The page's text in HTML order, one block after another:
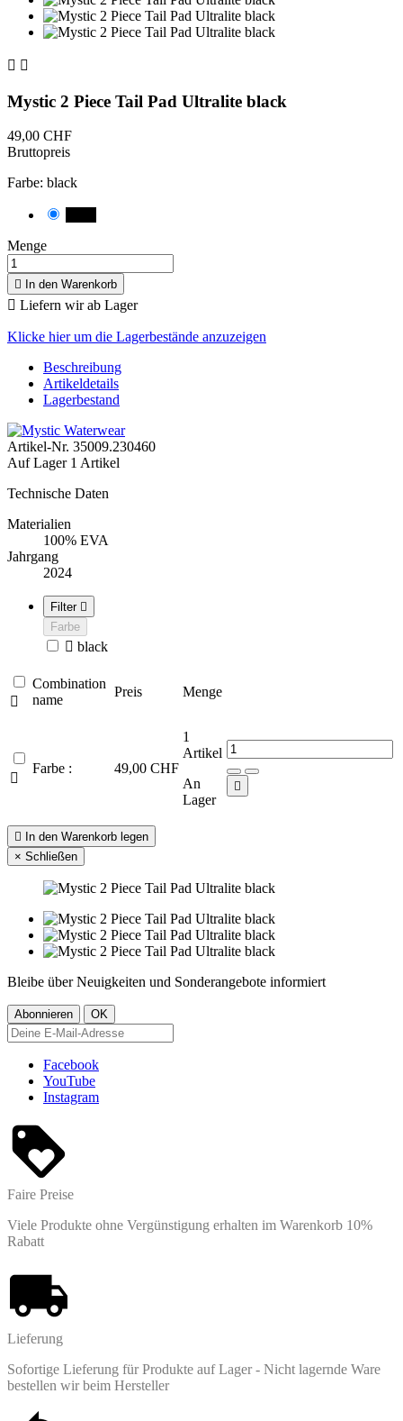
 
Mystic 2 Piece Tail Pad Ultralite black
49,00 CHF
Bruttopreis
Farbe: black
Menge
 In den Warenkorb
 Liefern wir ab Lager
Klicke hier um die Lagerbestände anzuzeigen
Beschreibung
Artikeldetails
Lagerbestand
Artikel-Nr. 35009.230460
Auf Lager 1 Artikel
Technische Daten
Materialien
100% EVA
Jahrgang
2024
Filter 
Farbe
 black

Combination
name
Preis Menge

Farbe : 49,00 CHF
1
Artikel
An
Lager


In den Warenkorb legen
× Schließen
Bleibe über Neuigkeiten und Sonderangebote informiert
Facebook
YouTube
Instagram
Faire Preise
Viele Produkte ohne Vergünstigung erhalten im Warenkorb 10%
Rabatt
Lieferung
Sofortige Lieferung für Produkte auf Lager - Nicht lagernde Ware
bestellen wir beim Hersteller